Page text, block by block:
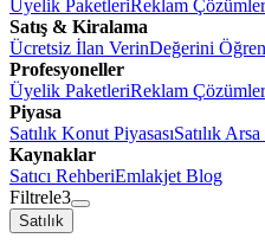
Üyelik PaketleriReklam
Satış & Kiralama
Ücretsiz İlan VerinDeğerini Öğren
Profesyoneller
Üyelik PaketleriReklam
Piyasa
Satılık Konut PiyasasıSatılık Arsa
Kaynaklar
Satıcı RehberiEmlakjet Blog
Filtrele3
Satılık